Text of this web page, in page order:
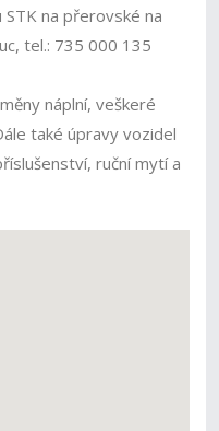
STK na přerovské na
tel.: 735 000 135
náplní, veškeré
také úpravy vozidel
ruční mytí a